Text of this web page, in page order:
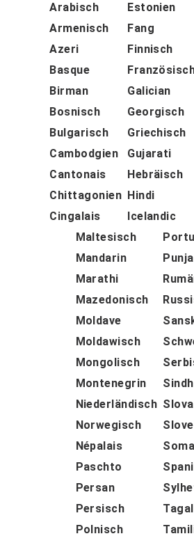
Arabisch
Armenisch
Azeri
Basque
Birman
Bosnisch
Bulgarisch
Cambodgien
Cantonais
Chittagonien
Cingalais
Estonien
Fang
Finnisch
Galician
Georgisch
Griechisch
Gujarati
Hebräisch
Hindi
Icelandic
Maltesisch
Mandarin
Marathi
Mazedonisch
Moldave
Moldawisch
Mongolisch
Montenegrin
Niederländisch
Norwegisch
Népalais
Paschto
Persan
Persisch
Polnisch